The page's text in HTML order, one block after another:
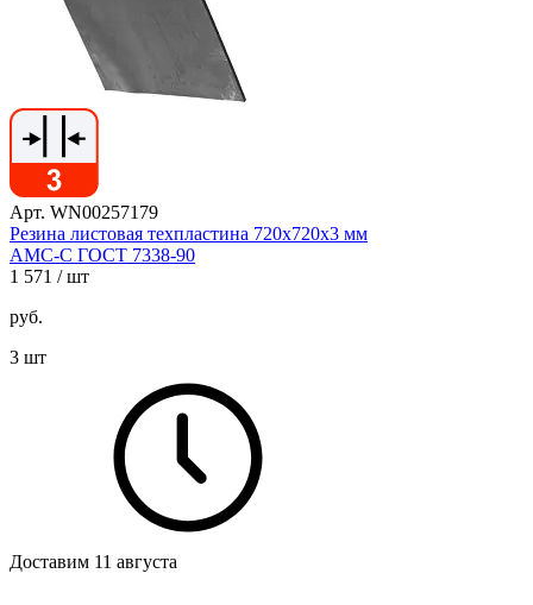
Арт. WN00257179
Резина листовая техпластина 720х720х3 мм
АМС-С ГОСТ 7338-90
1 571 / шт
руб.
3 шт
Доставим 11 августа